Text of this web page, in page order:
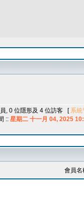
, 0 位隱形及 4 位訪客 [ 系統
:: 星期二 十一月 04, 2025
會員